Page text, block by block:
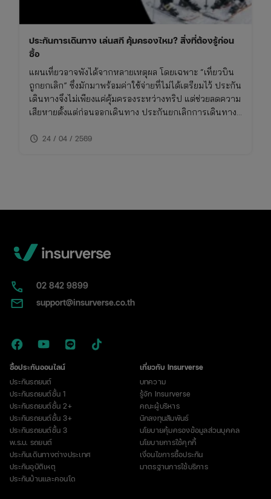
ประกันการเดินทาง เล่นสกี คุ้มครองไหม? สิ่งที่ต้องรู้ก่อน
ซื้อ
แผนเที่ยวอาจพังได้จากหลายเหตุผล โดยเฉพาะ “เที่ยวบิน
ถูกยกเลิก” ซึ่งมักมาพร้อมค่าใช้จ่ายที่ไม่ได้เตรียมไว้ ประกัน
เดินทางจึงไม่เพียงแค่คุ้มครองระหว่างทริป แต่ช่วยลดความ
เสียหายตั้งแต่ก่อนออกเดินทาง ประกันยกเลิกการเดินทาง
ยังไง และต้องเตรียมอะไรบ้าง
schedule 24 / 04 / 2569
02​ 842 9899
support@insurverse.co.th
ซื้อประกันออนไลน์
ประกันรถยนต์
ประกันรถยนต์ชั้น 1
ประกันรถยนต์ชั้น 2+
ประกันรถยนต์ชั้น 3+
ประกันรถยนต์ชั้น 3
พ.ร.บ. รถยนต์
ประกันเดินทางต่างประเทศ
ประกันอุบัติเหตุ
ประกันบ้านและคอนโด
เกี่ยวกับ Insurverse
บทความ
รู้จัก Insurverse
คณะผู้บริหาร
นักลงทุนสัมพันธ์
นโยบายคุ้มครองข้อมูลส่วนบุคคล
นโยบายการใช้คุกกี้
เงื่อนไขการซื้อประกัน
มาตรฐานการใช้บริการ